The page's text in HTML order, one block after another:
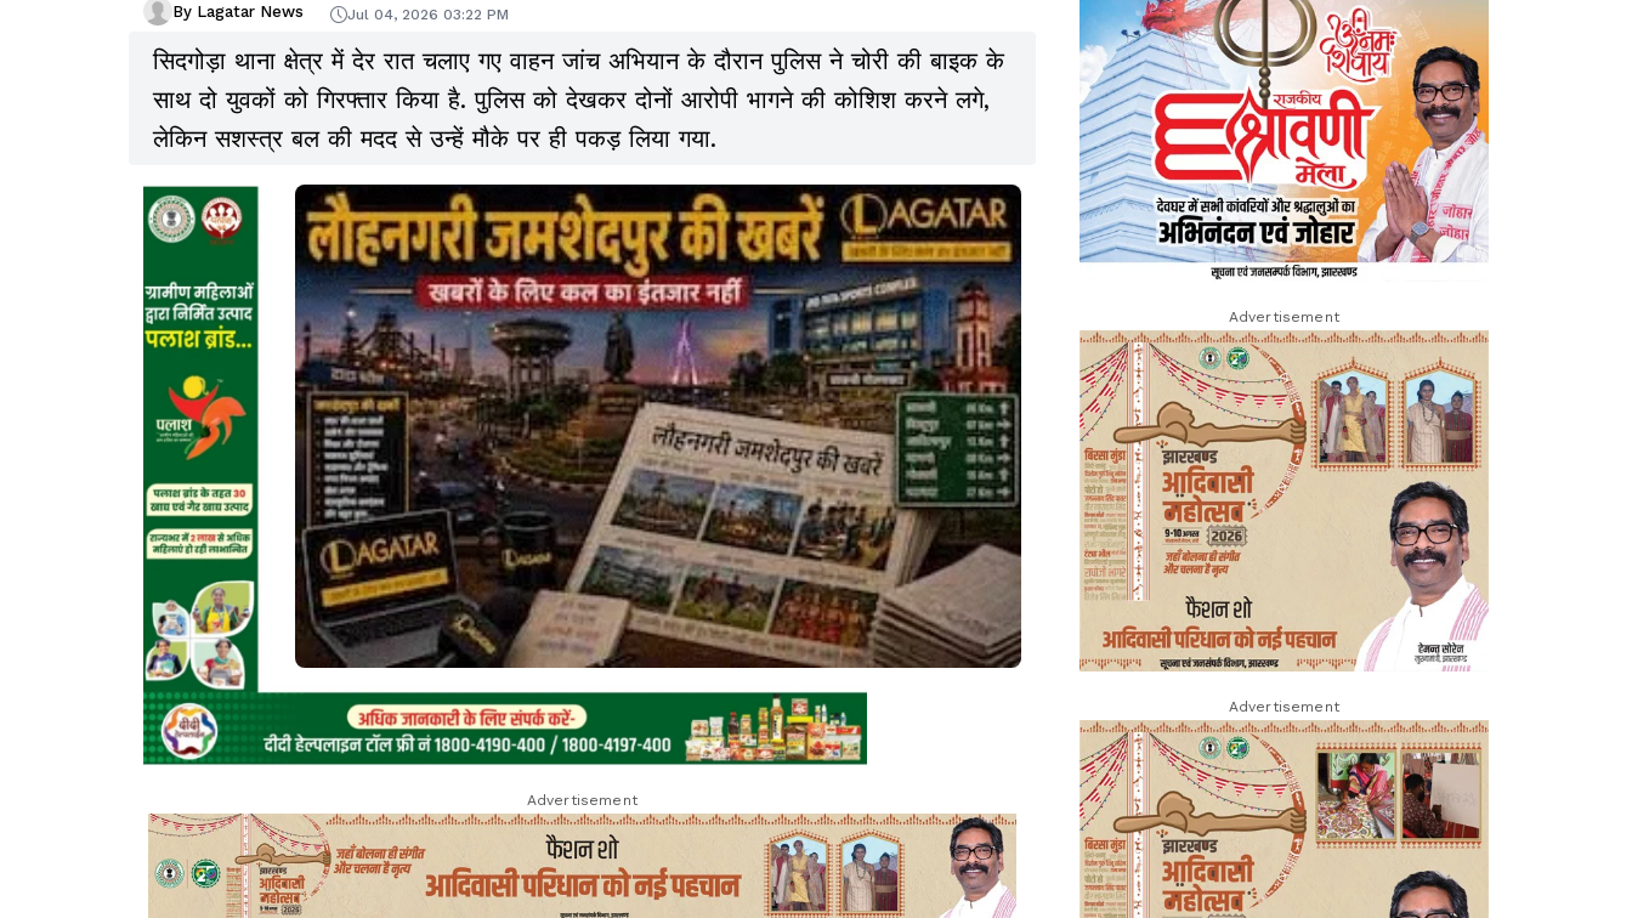
By Lagatar News Jul 04, 2026 03:22 PM
सिदगोड़ा थाना क्षेत्र में देर रात चलाए गए वाहन जांच अभियान के दौरान पुलिस ने चोरी की बाइक के
साथ दो युवकों को गिरफ्तार किया है. पुलिस को देखकर दोनों आरोपी भागने की कोशिश करने लगे,
लेकिन सशस्त्र बल की मदद से उन्हें मौके पर ही पकड़ लिया गया.
Advertisement
Advertisement
Advertisement